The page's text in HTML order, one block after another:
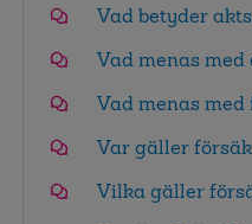
Vad betyder
Vad menas
Vad menas
Var gäller
Vilka gäller